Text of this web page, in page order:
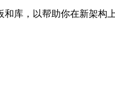
库，以帮助你在新架构